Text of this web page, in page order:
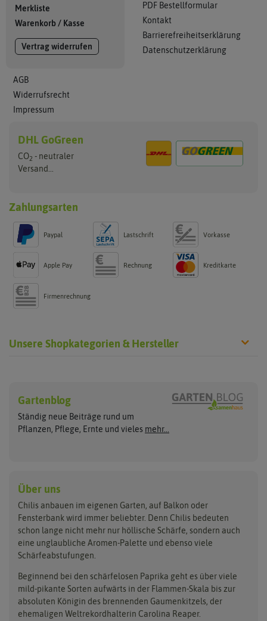
Merkliste
Warenkorb / Kasse
Vertrag widerrufen
AGB
Widerrufsrecht
Impressum
PDF Bestellformular
Kontakt
Barrierefreiheitserklärung
Datenschutzerklärung
DHL GoGreen
CO2 - neutraler
Versand...
Zahlungsarten
Paypal Lastschrift Vorkasse
Apple Pay Rechnung Kreditkarte
Firmenrechnung
Unsere Shopkategorien & Hersteller
Wilde Sorten
Asiatische Sorten
Jalapenosamen
Habanerosamen
Asien Chilipflanzen
Habaneropflanzen
Jalapenopflanzen
Anzucht, Kultivierung
& Ernte
Pikieren
Auspflanzen
Arche Noah
ASB Greenworld
Buzzy Seeds
Carl Pabst
COMPO
Culinaris - Saatgut für
De Bolster Bio-Samen
Gusta Garden
Jiffy
Ladbrooke Soil Blockers
Lehmann Natur
Saflax
Samen Maier
Gartenblog
Ständig neue Beiträge rund um
Pflanzen, Pflege, Ernte und vieles mehr...
Über uns
Chilis anbauen im eigenen Garten, auf Balkon oder
Fensterbank wird immer beliebter. Denn Chilis bedeuten
schon lange nicht mehr nur höllische Schärfe, sondern auch
eine unglaubliche Aromen-Palette und ebenso viele
Schärfeabstufungen.
Beginnend bei den schärfelosen Paprika geht es über viele
mild-pikante Sorten aufwärts in der Flammen-Skala bis zur
absoluten Königin des brennenden Gaumenkitzels, der
ehemaligen Weltrekordhalterin Carolina Reaper.